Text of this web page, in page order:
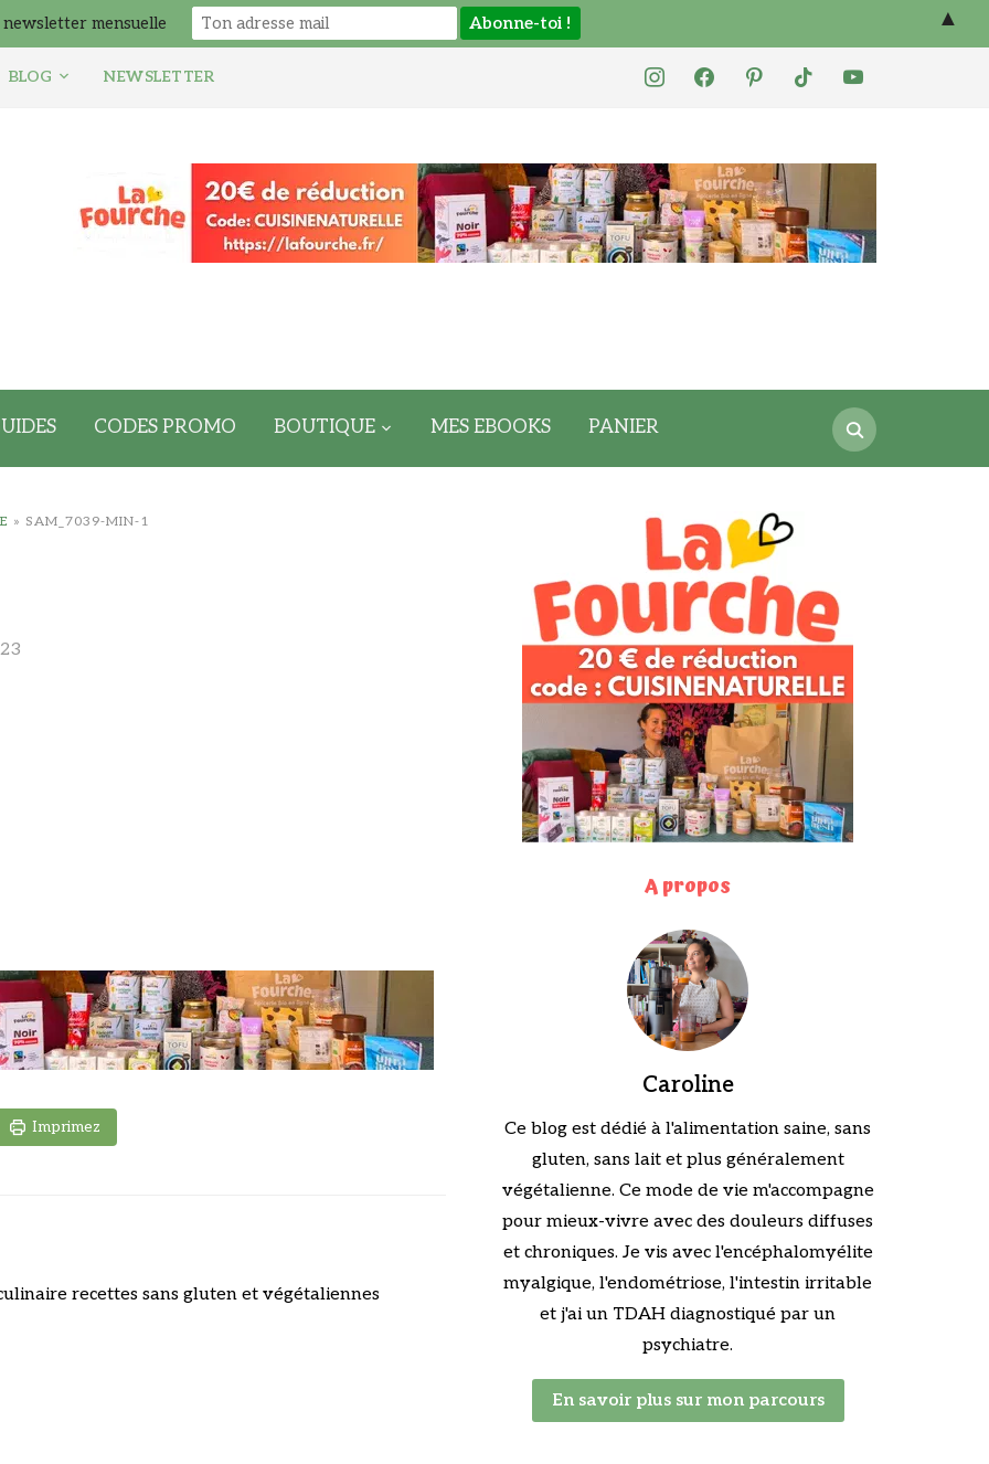
instagramfacebookpinteresttiktok youtube
BLOG NEWSLETTER
Search
for:
CODES PROMO BOUTIQUE MES EBOOKS PANIER
» SAM_7039-MIN-1
Imprimez
recettes sans gluten et végétaliennes
A propos
Caroline
Ce blog est dédié à l'alimentation saine, sans
gluten, sans lait et plus généralement
végétalienne. Ce mode de vie m'accompagne
pour mieux-vivre avec des douleurs diffuses
et chroniques. Je vis avec l'encéphalomyélite
myalgique, l'endométriose, l'intestin irritable
et j'ai un TDAH diagnostiqué par un
psychiatre.
En savoir plus sur mon parcours
newsletter mensuelle ▲